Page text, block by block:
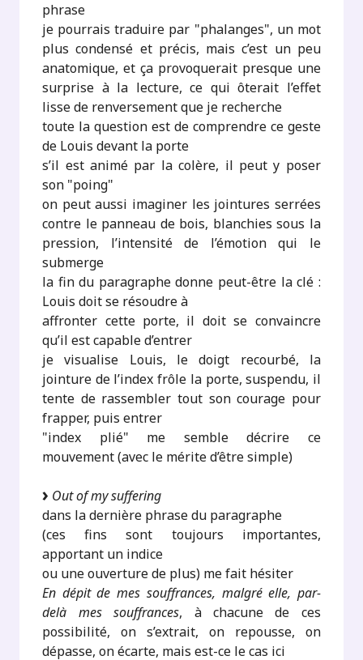
phrase
je pourrais traduire par "phalanges", un mot
plus condensé et précis, mais c’est un peu
anatomique, et ça provoquerait presque une
surprise à la lecture, ce qui ôterait l’effet
lisse de renversement que je recherche
toute la question est de comprendre ce geste
de Louis devant la porte
s’il est animé par la colère, il peut y poser
son "poing"
on peut aussi imaginer les jointures serrées
contre le panneau de bois, blanchies sous la
pression, l’intensité de l’émotion qui le
submerge
la fin du paragraphe donne peut-être la clé :
Louis doit se résoudre à
affronter cette porte, il doit se convaincre
qu’il est capable d’entrer
je visualise Louis, le doigt recourbé, la
jointure de l’index frôle la porte, suspendu, il
tente de rassembler tout son courage pour
frapper, puis entrer
"index plié" me semble décrire ce
mouvement (avec le mérite d’être simple)
Out of my suffering
dans la dernière phrase du paragraphe
(ces fins sont toujours importantes,
apportant un indice
ou une ouverture de plus) me fait hésiter
En dépit de mes souffrances, malgré elle, par-
delà mes souffrances, à chacune de ces
possibilité, on s’extrait, on repousse, on
dépasse, on écarte, mais est-ce le cas ici